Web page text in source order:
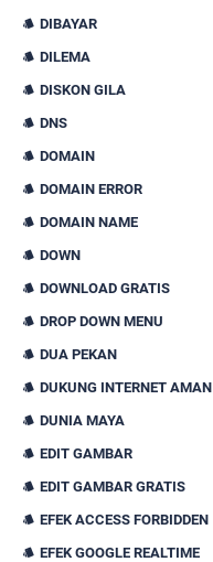
DIBAYAR
DILEMA
DISKON GILA
DNS
DOMAIN
DOMAIN ERROR
DOMAIN NAME
DOWN
DOWNLOAD GRATIS
DROP DOWN MENU
DUA PEKAN
DUKUNG INTERNET AMAN
DUNIA MAYA
EDIT GAMBAR
EDIT GAMBAR GRATIS
EFEK ACCESS FORBIDDEN
EFEK GOOGLE REALTIME